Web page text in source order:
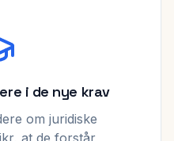
i de nye krav
om juridiske
at de forstår